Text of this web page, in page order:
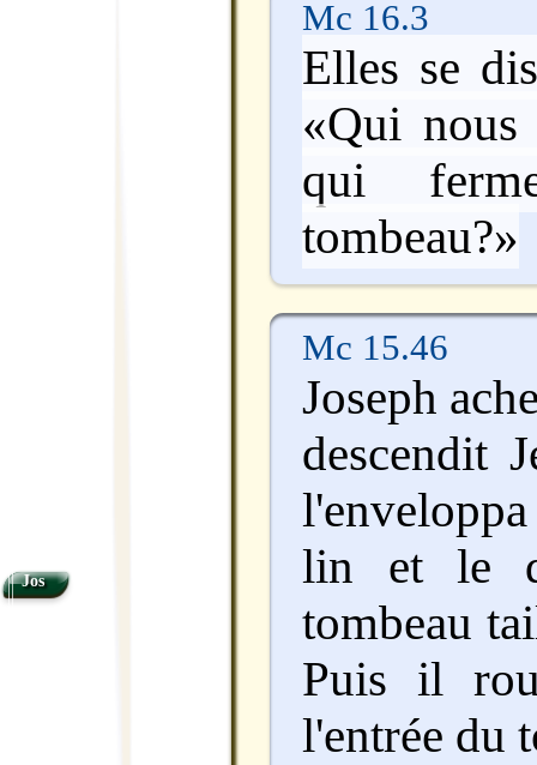
Mc 16.3
Elles se
«Qui
qui
tombeau?»
Mc 15.46
Joseph
descendit
lin et le
tombeau
Puis il
l'entrée du
Jos